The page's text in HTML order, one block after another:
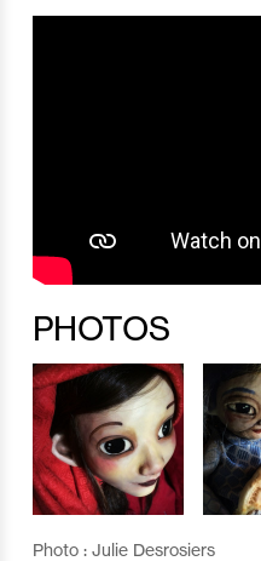
PHOTOS
Photo : Julie Desrosiers